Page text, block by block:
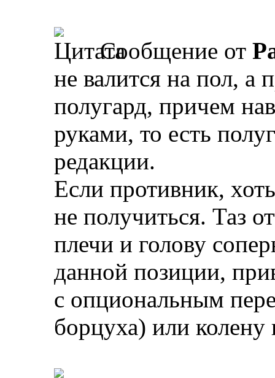
Сообщение от
не валится на пол,
полугард, причем
руками, то есть
редакции.
Если противник,
не получиться. Таз
плечи и голову
данной позиции,
с опциональным
борцуха) или колену